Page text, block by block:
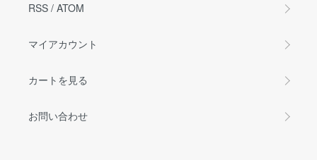
RSS / ATOM
マイアカウント
カートを見る
お問い合わせ